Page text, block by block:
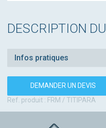
DESCRIPTION DU
Infos pratiques
DEMANDER UN DEVIS
Ref. produit : FRM / TITIPARA